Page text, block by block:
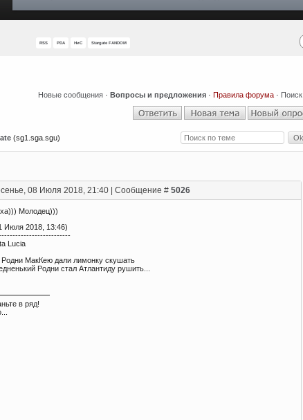
RSS PDA НиС Stargate FANDOM
Новые сообщения · Вопросы и предложения · Правила форума · Поиск
(sg1.sga.sgu)
08 Июля 2018, 21:40 | Сообщение # 5026
ха))) Молодец)))
Июля 2018, 13:46)
Lucia
МакКею дали лимонку скушать
Родни стал Атлантиду рушить...
в ряд!